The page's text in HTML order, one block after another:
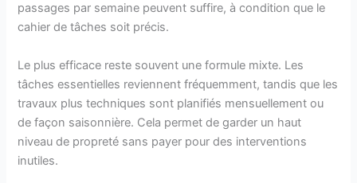
passages par semaine peuvent suffire, à condition que le
cahier de tâches soit précis.
Le plus efficace reste souvent une formule mixte. Les
tâches essentielles reviennent fréquemment, tandis que les
travaux plus techniques sont planifiés mensuellement ou
de façon saisonnière. Cela permet de garder un haut
niveau de propreté sans payer pour des interventions
inutiles.